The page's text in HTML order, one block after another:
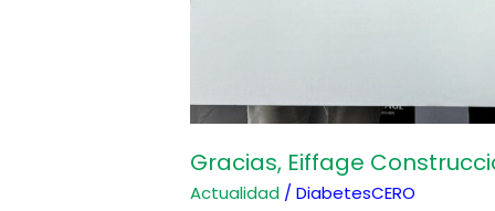
Gracias, Eiffage
Actualidad /DiabetesCERO